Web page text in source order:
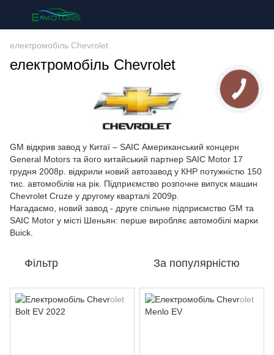
електромобіль Chevrolet
електромобіль Chevrolet
GM відкрив завод у Китаї – SAIC Американський концерн
General Motors та його китайський партнер SAIC Motor 17
грудня 2008р. відкрили новий автозавод у КНР потужністю 150
тис. автомобілів на рік. Підприємство розпочне випуск машин
Chevrolet Cruze у другому кварталі 2009р.
Нагадаємо, новий завод - друге спільне підприємство GM та
SAIC Motor у місті Шеньян: перше виробляє автомобілі марки
Buick.
Фільтр За популярністю